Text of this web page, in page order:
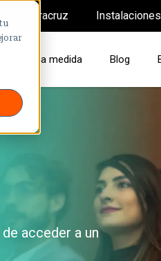
Veracruz Instalaciones
a la medida Blog
acceder a un